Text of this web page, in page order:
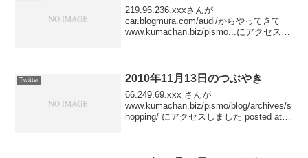
219.96.236.xxxさんが
car.blogmura.com/audi/からやってきて
www.kumachan.biz/pismo...にアクセスし
Twitter 2010年11月13日のつぶやき
66.249.69.xxx さんが
www.kumachan.biz/pismo/blog/archives/s
hopping/ にアクセスしました posted at